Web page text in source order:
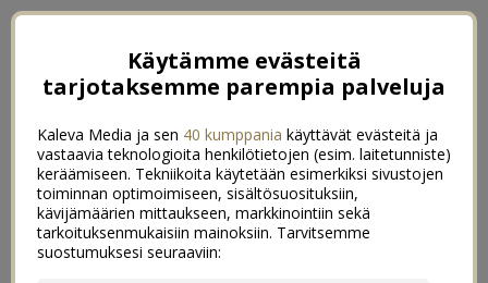
Käytämme evästeitä
tarjotaksemme parempia palveluja
Kaleva Media ja sen 40 kumppania käyttävät evästeitä ja
vastaavia teknologioita henkilötietojen (esim. laitetunniste)
keräämiseen. Tekniikoita käytetään esimerkiksi sivustojen
toiminnan optimoimiseen, sisältösuosituksiin,
kävijämäärien mittaukseen, markkinointiin sekä
tarkoituksenmukaisiin mainoksiin. Tarvitsemme
suostumuksesi seuraaviin: